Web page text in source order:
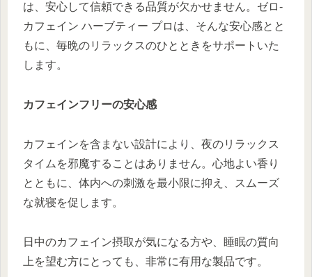
は、安心して信頼できる品質が欠かせません。ゼロ-
カフェイン ハーブティー プロは、そんな安心感とと
もに、毎晩のリラックスのひとときをサポートいた
します。
カフェインフリーの安心感
カフェインを含まない設計により、夜のリラックス
タイムを邪魔することはありません。心地よい香り
とともに、体内への刺激を最小限に抑え、スムーズ
な就寝を促します。
日中のカフェイン摂取が気になる方や、睡眠の質向
上を望む方にとっても、非常に有用な製品です。